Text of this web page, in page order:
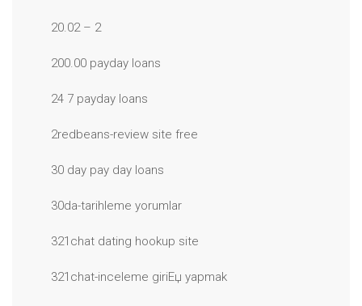
20.02 – 2
200.00 payday loans
24 7 payday loans
2redbeans-review site free
30 day pay day loans
30da-tarihleme yorumlar
321chat dating hookup site
321chat-inceleme giriЕџ yapmak